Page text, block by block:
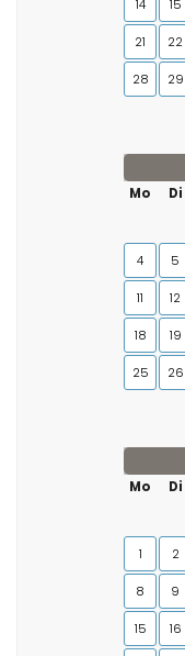
14 15
21 22
28 29
Mo
Di
4 5
11 12
18 19
25 26
Mo
Di
1 2
8 9
15 16